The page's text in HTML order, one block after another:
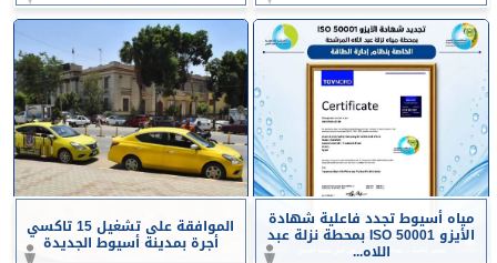
مياه أسيوط تجدد فاعلية شهادة
الأيزو ISO 50001 بمحطة نزلة عبد
اللاه...
الموافقة على تشغيل 15 تاكسي
أجرة بمدينة أسيوط الجديدة